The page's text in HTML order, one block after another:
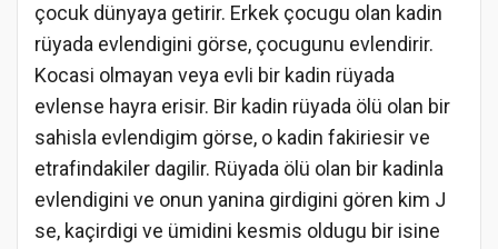
çocuk dünyaya getirir. Erkek çocugu olan kadin
rüyada evlendigini görse, çocugunu evlendirir.
Kocasi olmayan veya evli bir kadin rüyada
evlense hayra erisir. Bir kadin rüyada ölü olan bir
sahisla evlendigim görse, o kadin fakiriesir ve
etrafindakiler dagilir. Rüyada ölü olan bir kadinla
evlendigini ve onun yanina girdigini gören kim J
se, kaçirdigi ve ümidini kesmis oldugu bir isine